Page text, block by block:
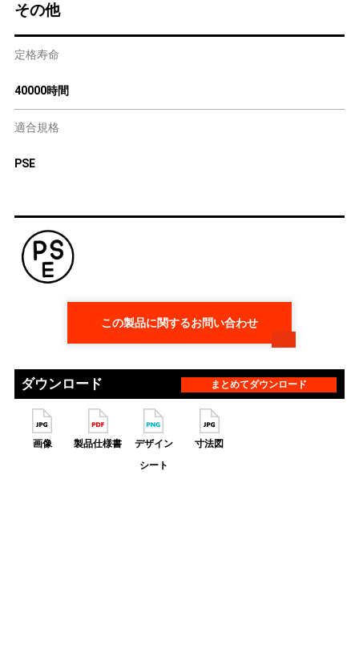
その他
定格寿命
40000時間
適合規格
PSE
この製品に関するお問い合わせ
ダウンロード まとめてダウンロード
画像 製品仕様書
デザイン
シート
寸法図